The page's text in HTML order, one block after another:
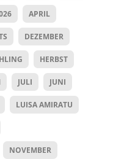
APRIL
DEZEMBER
HERBST
JULI JUNI
LUISA AMIRATU
NOVEMBER